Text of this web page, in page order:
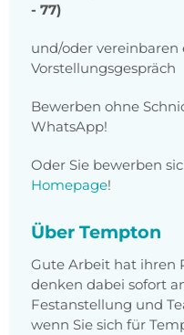
- 77)
und/oder
Vorstellungsgespräch
Bewerben ohne
WhatsApp!
Oder Sie bewerben
Homepage!
Über Tempton
Gute Arbeit hat ihren
denken dabei sofort
Festanstellung und
wenn Sie sich für